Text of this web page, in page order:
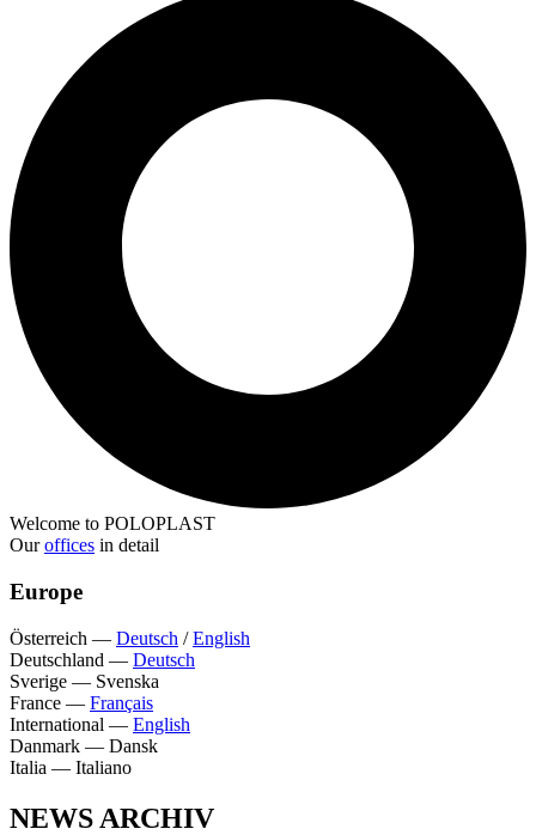
Welcome to POLOPLAST
Ouroffices in detail
Europe
Österreich — Deutsch /English
Deutschland — Deutsch
Sverige — Svenska
France — Français
International — English
Danmark — Dansk
Italia — Italiano
NEWS ARCHIV